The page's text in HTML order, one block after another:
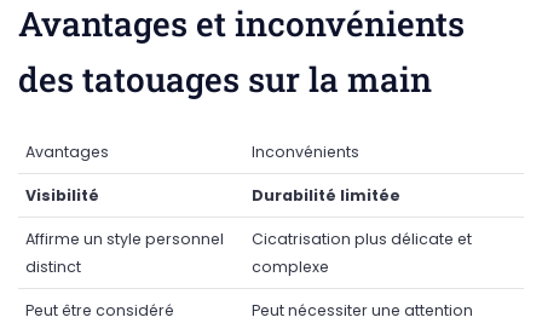
Avantages et inconvénients
des tatouages sur la main
Avantages Inconvénients
Visibilité Durabilité limitée
Affirme un style personnel
distinct
Cicatrisation plus délicate et
complexe
Peut être considéré
Peut nécessiter une attention